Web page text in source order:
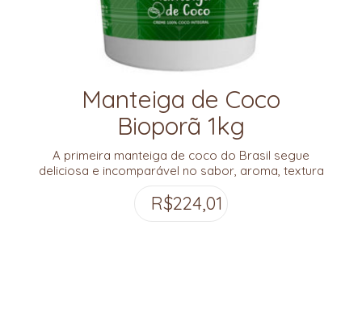
Manteiga de Coco
Bioporã 1kg
A primeira manteiga de coco do Brasil segue
deliciosa e incomparável no sabor, aroma, textura
e riqueza nutricional. E agora em embalagem de
1kg!
R$224,01